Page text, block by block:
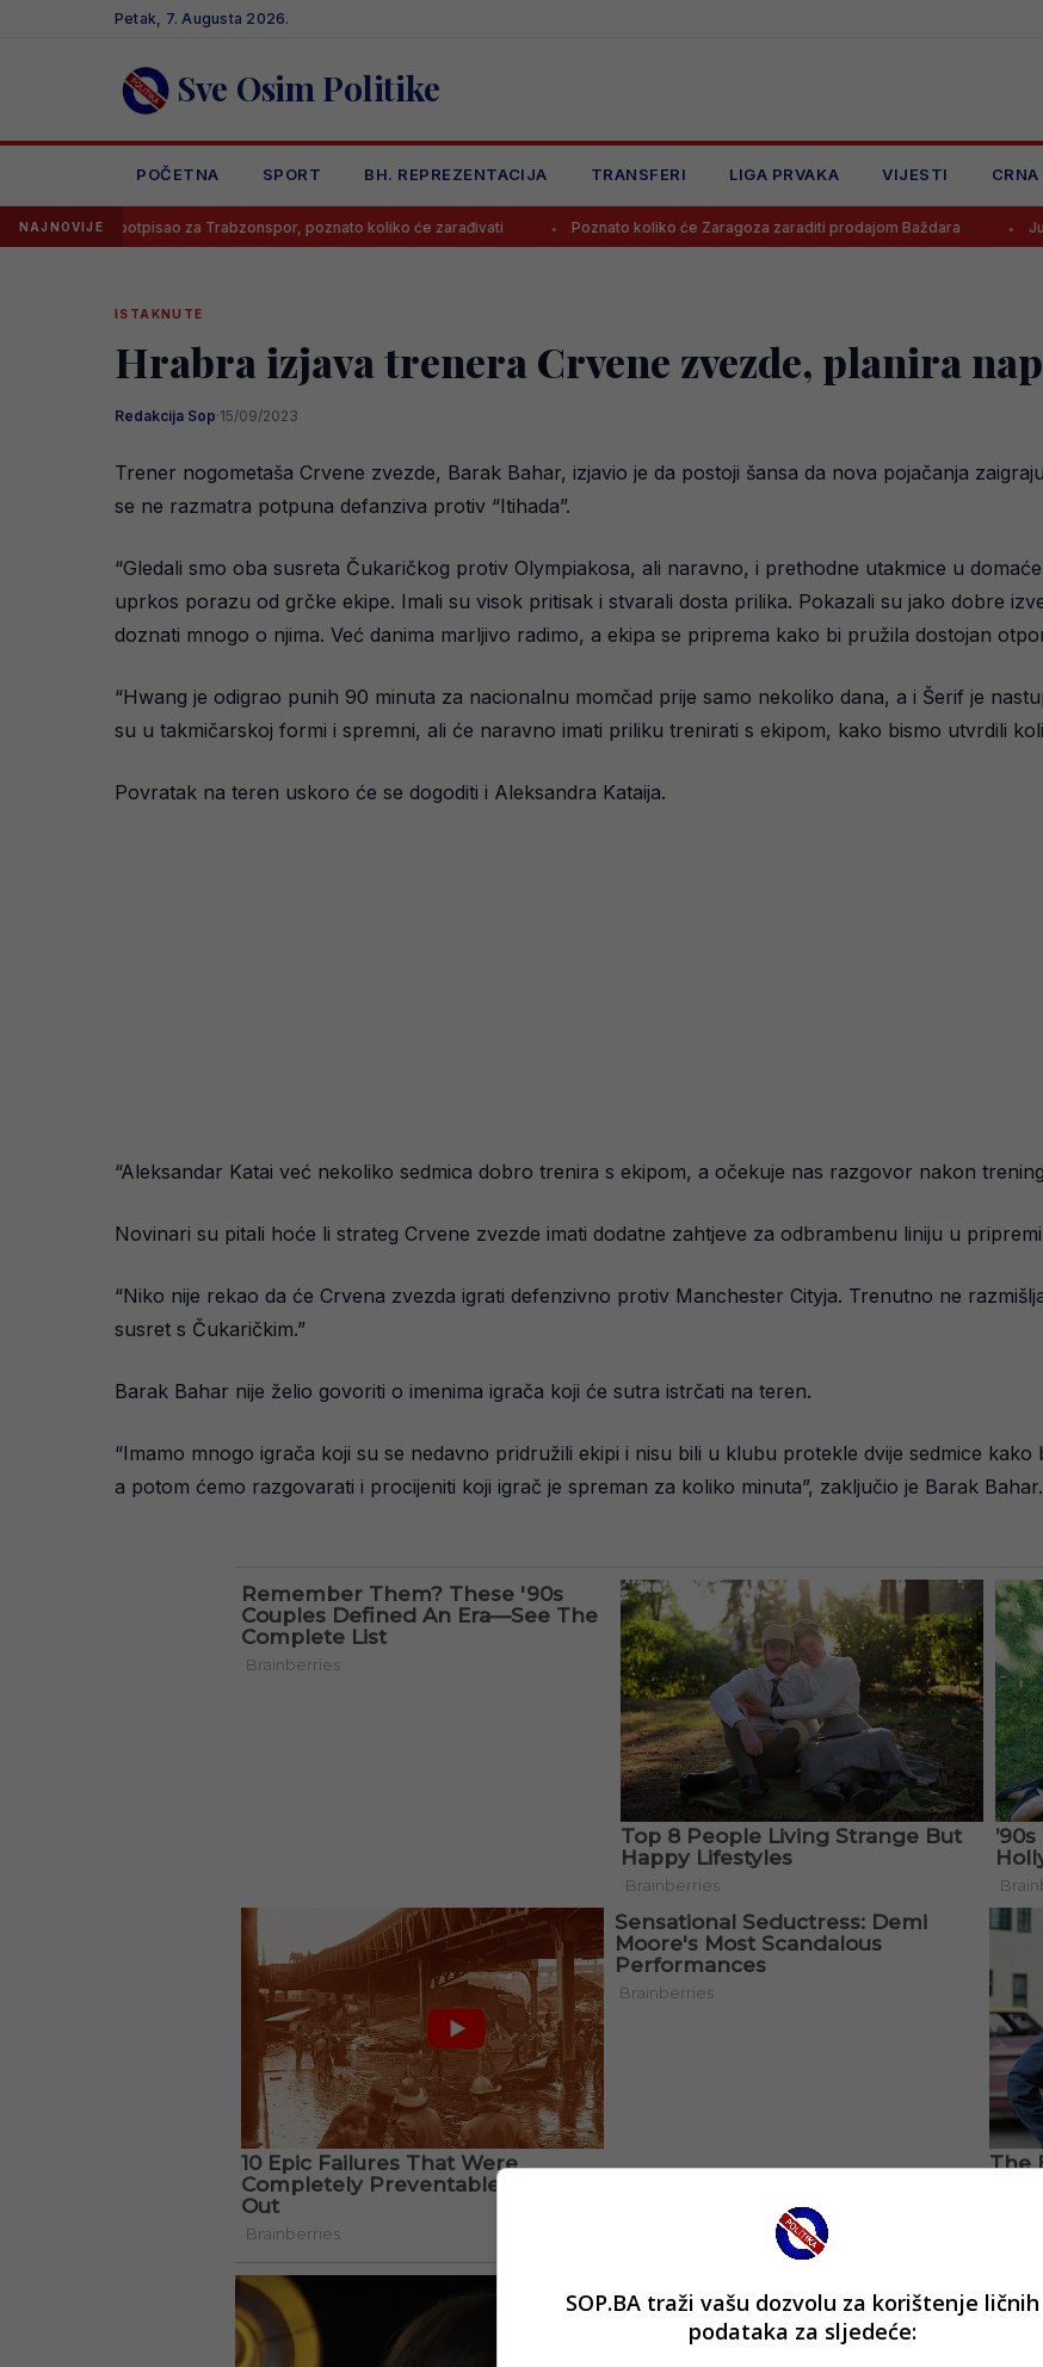
Petak, 7. Augusta 2026.
Sve Osim Politike
POČETNA SPORT BH. REPREZENTACIJA TRANSFERI LIGA PRVAKA VIJESTI
NAJNOVIJE
potpisao za Trabzonspor, poznato koliko će zarađivati Poznato koliko će Zaragoza zaraditi prodajom Baždara Juventus
ISTAKNUTE
Hrabra izjava trenera Crvene zvezde, planira
Redakcija Sop·15/09/2023
Trener nogometaša Crvene zvezde, Barak Bahar, izjavio je da postoji šansa da nova pojačanja
se ne razmatra potpuna defanziva protiv “Itihada”.
“Gledali smo oba susreta Čukaričkog protiv Olympiakosa, ali naravno, i prethodne utakmice u
uprkos porazu od grčke ekipe. Imali su visok pritisak i stvarali dosta prilika. Pokazali su jako dobre
doznati mnogo o njima. Već danima marljivo radimo, a ekipa se priprema kako bi pružila dostojan
“Hwang je odigrao punih 90 minuta za nacionalnu momčad prije samo nekoliko dana, a i Šerif je
su u takmičarskoj formi i spremni, ali će naravno imati priliku trenirati s ekipom, kako bismo utvrdili
Povratak na teren uskoro će se dogoditi i Aleksandra Kataija.
“Aleksandar Katai već nekoliko sedmica dobro trenira s ekipom, a očekuje nas razgovor nakon
Novinari su pitali hoće li strateg Crvene zvezde imati dodatne zahtjeve za odbrambenu liniju u
“Niko nije rekao da će Crvena zvezda igrati defenzivno protiv Manchester Cityja. Trenutno ne
susret s Čukaričkim.”
Barak Bahar nije želio govoriti o imenima igrača koji će sutra istrčati na teren.
“Imamo mnogo igrača koji su se nedavno pridružili ekipi i nisu bili u klubu protekle dvije sedmice kako
a potom ćemo razgovarati i procijeniti koji igrač je spreman za koliko minuta”, zaključio je Barak Bahar.
SOP.BA traži vašu dozvolu za korištenje ličnih
podataka za sljedeće: